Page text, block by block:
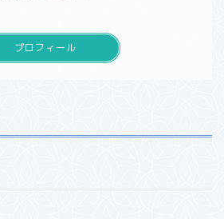
プロフィール